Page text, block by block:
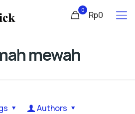
0 Rp0
mewah
Authors